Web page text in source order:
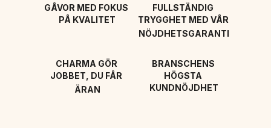
GÅVOR MED FOKUS
PÅ KVALITET
FULLSTÄNDIG
TRYGGHET MED VÅR
NÖJDHETSGARANTI
CHARMA GÖR
JOBBET, DU FÅR
ÄRAN
BRANSCHENS
HÖGSTA
KUNDNÖJDHET